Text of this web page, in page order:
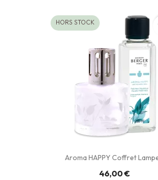
Aroma HAPPY Coffret
46,00 €
HORS STOCK